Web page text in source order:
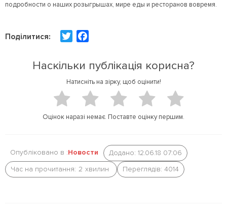
подробности о наших розыгрышах, мире еды и ресторанов вовремя.
Поділитися:
t
b
o
k
Наскільки публікація корисна?
Натисніть на зірку, щоб оцінити!
Оцінок наразі немає. Поставте оцінку першим.
Опубліковано в :Новости
Додано: 12.06.18 07:06
Час на прочитання: 2 хвилин Переглядів: 4014